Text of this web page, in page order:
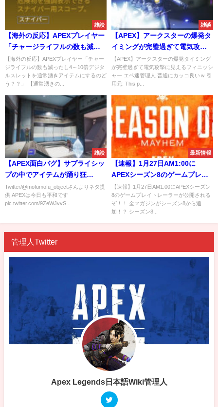
雑談
【海外の反応】APEXプレイヤー
「チャージライフルの数も減っ
たし4～10倍デジタルスレットを
通常湧きアイテムにするのど
う？？」
【海外の反応】APEXプレイヤー「チャー
ジライフルの数も減ったし4～10倍デジタ
ルスレットを通常湧きアイテムにするのど
う？？」 【通常湧きの...
雑談
【APEX】アークスターの爆発タ
イミングが完璧過ぎて電気攻撃
に見えるフィニッシャー
【APEX】アークスターの爆発タイミング
が完璧過ぎて電気攻撃に見えるフィニッシ
ャー エペ速管理人 普通にカッコ良いｗ 引
用元: This p...
雑談
【APEX面白バグ】サプライシッ
プの中でアイテムが踊り狂
う！？
Twitter/@mofumofu_objectさんよりネタ提
供 APEXは今日も平和です
pic.twitter.com/9ZeWJvvS...
最新情報
【速報】1月27日AM1:00に
APEXシーズン8のゲームプレイ
トレーラーが公開されるぞ！！
【速報】1月27日AM1:00にAPEXシーズン
8のゲームプレイトレーラーが公開される
ぞ！！ 金マガジンがシーズン8から追
加！？ シーズン8...
管理人Twitter
Apex Legends日本語Wiki管理人